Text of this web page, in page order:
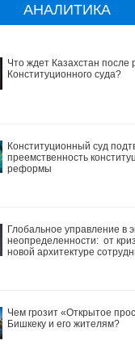
АНАЛИТИКА
Что ждет Казахстан после
Конституционного суда?
Конституционный суд
преемственность
реформы
Глобальное управление в
неопределенности: от
новой архитектуре
Чем грозит «Открытое
Бишкеку и его жителям?